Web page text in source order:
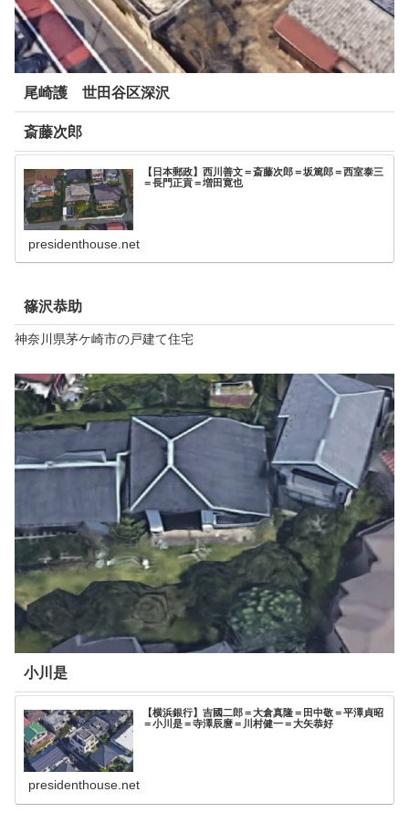
尾崎護 世田谷区深沢
斎藤次郎
【日本郵政】西川善文＝斎藤次郎＝坂篤郎＝西室泰三
＝長門正貢＝増田寛也
presidenthouse.net
篠沢恭助
神奈川県茅ケ崎市の戸建て住宅
小川是
【横浜銀行】吉國二郎＝大倉真隆＝田中敬＝平澤貞昭
＝小川是＝寺澤辰麿＝川村健一＝大矢恭好
presidenthouse.net